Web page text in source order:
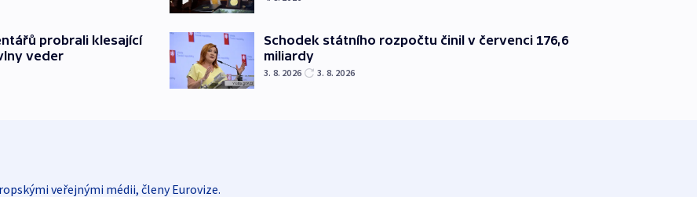
probrali klesající
veder
Schodek státního rozpočtu činil v červenci 176,6
miliardy
3. 8. 2026 3. 8. 2026
veřejnými médii, členy Eurovize.